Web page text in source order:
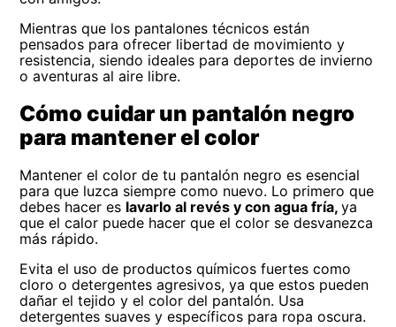
Mientras que los pantalones técnicos están
pensados para ofrecer libertad de movimiento y
resistencia, siendo ideales para deportes de invierno
o aventuras al aire libre.
Cómo cuidar un pantalón negro
para mantener el color
Mantener el color de tu pantalón negro es esencial
para que luzca siempre como nuevo. Lo primero que
debes hacer es lavarlo al revés y con agua fría,ya
que el calor puede hacer que el color se desvanezca
más rápido.
Evita el uso de productos químicos fuertes como
cloro o detergentes agresivos, ya que estos pueden
dañar el tejido y el color del pantalón. Usa
detergentes suaves y específicos para ropa oscura.